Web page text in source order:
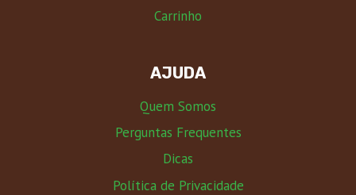
Carrinho
AJUDA
Quem Somos
Perguntas Frequentes
Dicas
Política de Privacidade